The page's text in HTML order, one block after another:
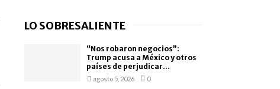
LO SOBRESALIENTE
“Nos robaron negocios”:
Trump acusa a México y otros
países de perjudicar...
agosto 5, 2026 0